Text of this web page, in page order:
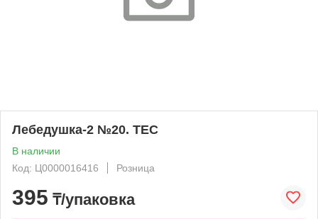
Лебедушка-2 №20. ТЕС
В наличии
Код: Ц0000016416
Розница
395 ₸/упаковка